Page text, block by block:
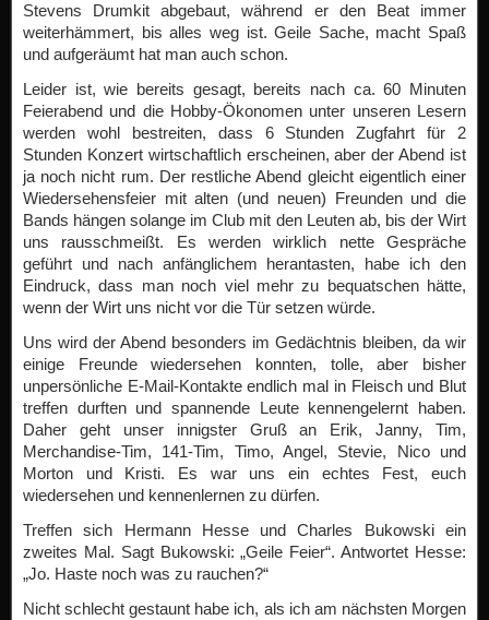
Stevens Drumkit abgebaut, während er den Beat immer
weiterhämmert, bis alles weg ist. Geile Sache, macht Spaß
und aufgeräumt hat man auch schon.
Leider ist, wie bereits gesagt, bereits nach ca. 60 Minuten
Feierabend und die Hobby-Ökonomen unter unseren Lesern
werden wohl bestreiten, dass 6 Stunden Zugfahrt für 2
Stunden Konzert wirtschaftlich erscheinen, aber der Abend ist
ja noch nicht rum. Der restliche Abend gleicht eigentlich einer
Wiedersehensfeier mit alten (und neuen) Freunden und die
Bands hängen solange im Club mit den Leuten ab, bis der Wirt
uns rausschmeißt. Es werden wirklich nette Gespräche
geführt und nach anfänglichem herantasten, habe ich den
Eindruck, dass man noch viel mehr zu bequatschen hätte,
wenn der Wirt uns nicht vor die Tür setzen würde.
Uns wird der Abend besonders im Gedächtnis bleiben, da wir
einige Freunde wiedersehen konnten, tolle, aber bisher
unpersönliche E-Mail-Kontakte endlich mal in Fleisch und Blut
treffen durften und spannende Leute kennengelernt haben.
Daher geht unser innigster Gruß an Erik, Janny, Tim,
Merchandise-Tim, 141-Tim, Timo, Angel, Stevie, Nico und
Morton und Kristi. Es war uns ein echtes Fest, euch
wiedersehen und kennenlernen zu dürfen.
Treffen sich Hermann Hesse und Charles Bukowski ein
zweites Mal. Sagt Bukowski: „Geile Feier“. Antwortet Hesse:
„Jo. Haste noch was zu rauchen?“
Nicht schlecht gestaunt habe ich, als ich am nächsten Morgen